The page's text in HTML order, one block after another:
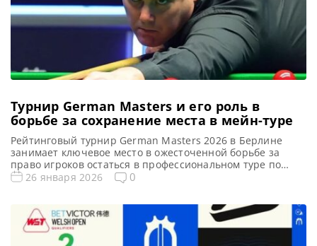
Турнир German Masters и его роль в
борьбе за сохранение места в мейн-туре
Рейтинговый турнир German Masters 2026 в Берлине
занимает ключевое место в ожесточенной борьбе за
право игроков остаться в профессиональном туре по
снукеру, сообщает SnookerHQ Турнир German Masters
тех, кто занимает более низкие строчки рейтинга,
участие в Берлине может стать сигналом к […]
26 января 2026 0